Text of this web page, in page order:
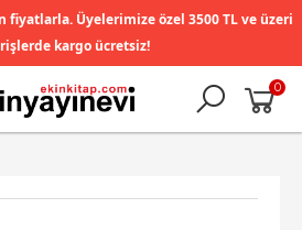
fiyatlarla. Üyelerimize özel 3500 TL ve üzeri
kargo ücretsiz!
0